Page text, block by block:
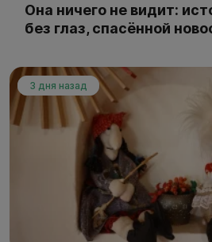
Она ничего не видит:
без глаз, спасённой
3 дня назад